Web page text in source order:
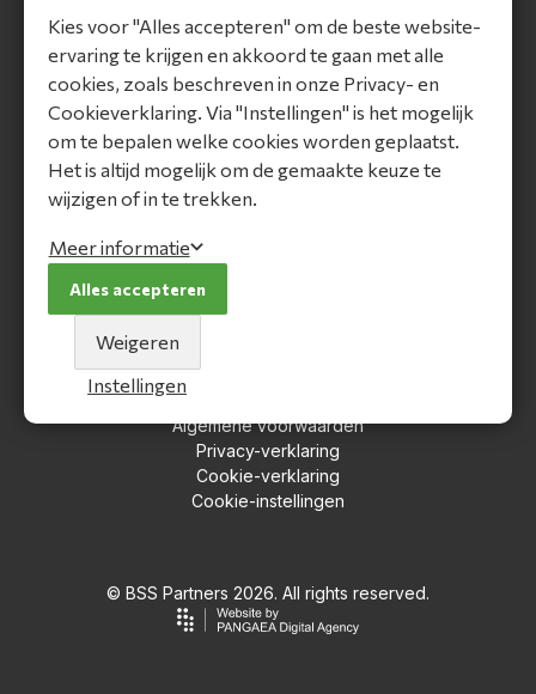
Particulier bestellen
Bekijk producten
Bekijk merken
Mijn BSS Partner account
Bedrijfsinformatie
Algemene voorwaarden
Privacy-verklaring
Cookie-verklaring
Cookie-instellingen
© BSS Partners 2026. All rights reserved.
Kies voor "Alles accepteren" om de beste website-
ervaring te krijgen en akkoord te gaan met alle
cookies, zoals beschreven in onze Privacy- en
Cookieverklaring. Via "Instellingen" is het mogelijk
om te bepalen welke cookies worden geplaatst.
Het is altijd mogelijk om de gemaakte keuze te
wijzigen of in te trekken.
Meer informatie
Instellingen
Weigeren
Alles accepteren